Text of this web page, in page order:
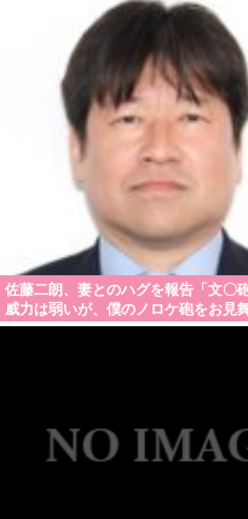
佐藤二朗、妻とのハグを報告「文〇
威力は弱いが、僕のノロケ砲をお見